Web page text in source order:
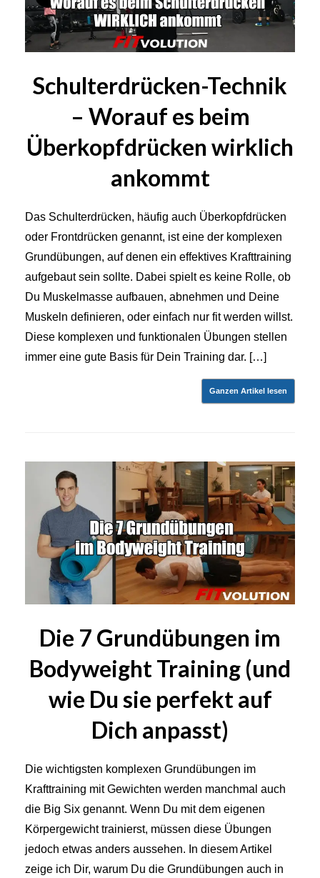
Schulterdrücken-Technik
– Worauf es beim
Überkopfdrücken wirklich
ankommt
Das Schulterdrücken, häufig auch Überkopfdrücken
oder Frontdrücken genannt, ist eine der komplexen
Grundübungen, auf denen ein effektives Krafttraining
aufgebaut sein sollte. Dabei spielt es keine Rolle, ob
Du Muskelmasse aufbauen, abnehmen und Deine
Muskeln definieren, oder einfach nur fit werden willst.
Diese komplexen und funktionalen Übungen stellen
immer eine gute Basis für Dein Training dar. […]
Ganzen Artikel lesen
Die 7 Grundübungen im
Bodyweight Training (und
wie Du sie perfekt auf
Dich anpasst)
Die wichtigsten komplexen Grundübungen im
Krafttraining mit Gewichten werden manchmal auch
die Big Six genannt. Wenn Du mit dem eigenen
Körpergewicht trainierst, müssen diese Übungen
jedoch etwas anders aussehen. In diesem Artikel
zeige ich Dir, warum Du die Grundübungen auch in